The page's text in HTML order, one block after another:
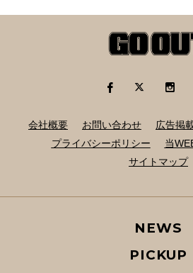
会社概要 お問い合わせ 広告掲
プライバシーポリシー
当
サイトマップ
NEWS
PICKUP